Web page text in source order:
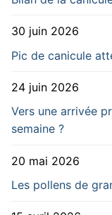
30 juin 2026
Pic de canicule
24 juin 2026
Vers une arrivée
semaine ?
20 mai 2026
Les pollens de